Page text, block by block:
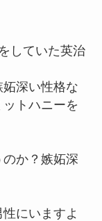
していた英治
深い性格な
トハニーを
か？嫉妬深
にいますよ